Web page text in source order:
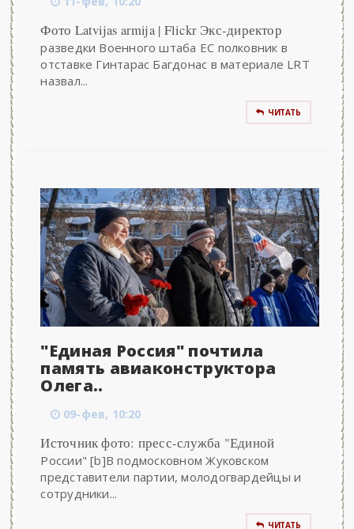
Фото Latvijas armija | Flickr Экс-директор
разведки Военного штаба ЕС полковник в
отставке Гинтарас Багдонас в материале LRT
назвал...
ЧИТАТЬ
"Единая Россия" почтила
память авиаконструктора
Олега..
09-фев, 10:20
Источник фото: пресс-служба "Единой
России" [b]В подмосковном Жуковском
представители партии, молодогвардейцы и
сотрудники...
ЧИТАТЬ